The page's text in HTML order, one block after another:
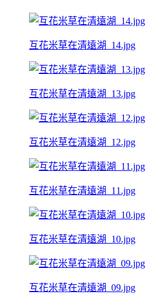
互花米草在清遠湖_14.jpg
互花米草在清遠湖_13.jpg
互花米草在清遠湖_12.jpg
互花米草在清遠湖_11.jpg
互花米草在清遠湖_10.jpg
互花米草在清遠湖_09.jpg